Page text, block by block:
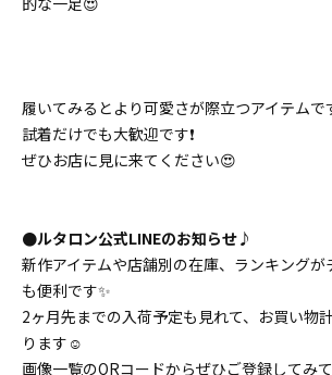
履いてみるとより可愛さが際立つアイテムで
試着だけでも大歓迎です❗️
ぜひお店に見に来てください😍
●ルタロン公式LINEのお知らせ♪
新作アイテムや店舗別の在庫、ランキングが
も便利です✨
2ヶ月先までの入荷予定も見れて、お買い物
ります☺️
画像一覧のQRコードからぜひご登録してみ